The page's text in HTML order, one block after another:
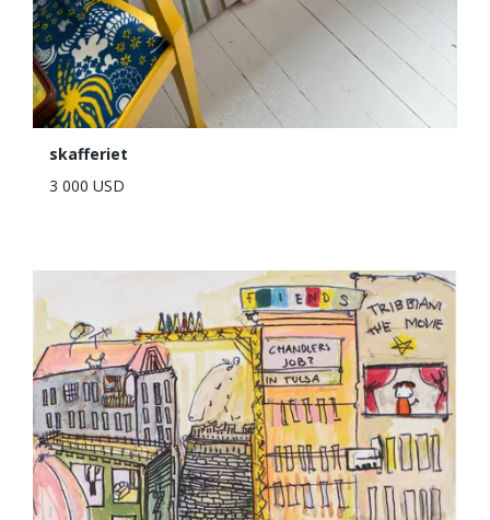
skafferiet
3 000 USD